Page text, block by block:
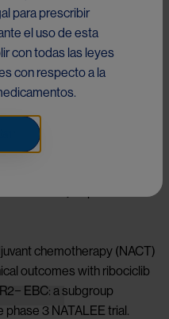
wrong
try again later.
chemotherapy (NACT)
outcomes with ribociclib
EBC: a subgroup
phase 3 NATALEE trial.
chemotherapy (NACT)
outcomes with ribociclib
EBC: a subgroup
phase 3 NATALEE trial.
para prescribir
el uso de esta
con todas las leyes
con respecto a la